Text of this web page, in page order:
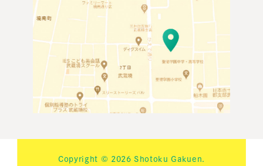
Copyright © 2026 Shotoku Gakuen.